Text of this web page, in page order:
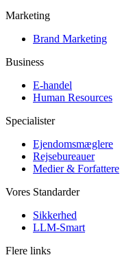
Marketing
Brand Marketing
Business
E-handel
Human Resources
Specialister
Ejendomsmæglere
Rejsebureauer
Medier & Forfattere
Vores Standarder
Sikkerhed
LLM-Smart
Flere links